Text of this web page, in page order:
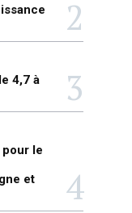
4,7 à
le
et